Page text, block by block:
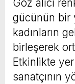
Göz alıcı
gücünün bir
kadınların
birleşerek
Etkinlikte
sanatçının